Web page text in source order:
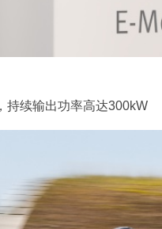
持续输出功率高达300kW